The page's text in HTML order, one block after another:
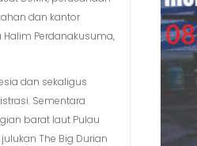
dan kantor
Halim Perdanakusuma,
dan sekaligus
Sementara
barat laut Pulau
The Big Durian